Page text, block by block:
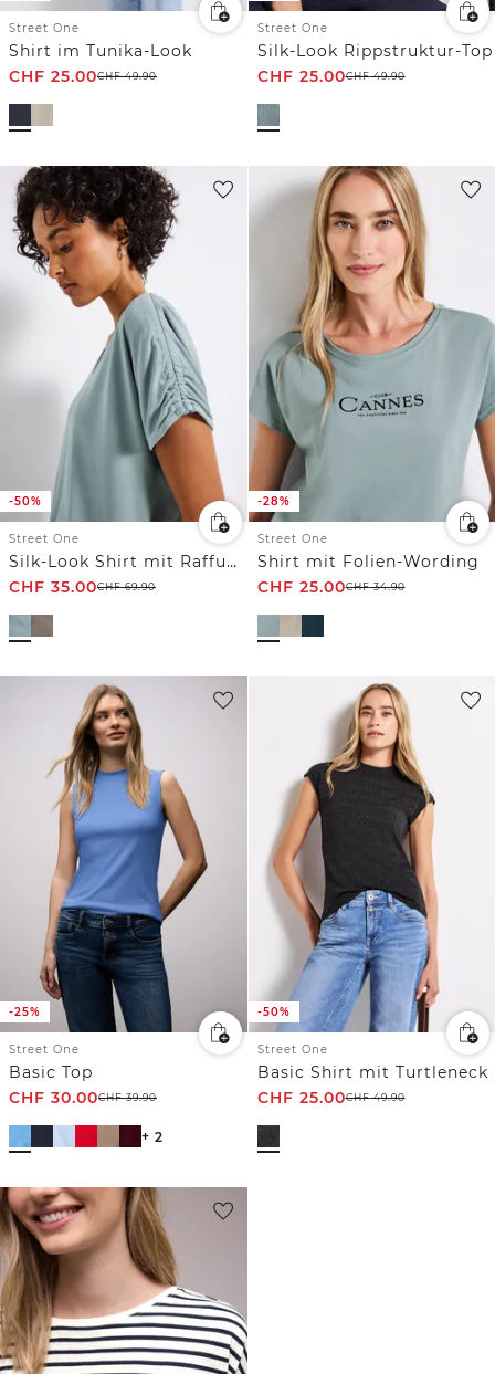
Street One
Shirt im Tunika-Look
CHF 25.00CHF49.90
Street One
Silk-Look Rippstruktur-Top
CHF 25.00CHF49.90
-50%
Street One
Silk-Look Shirt mit Raffung
CHF 35.00CHF69.90
-28%
Street One
Shirt mit Folien-Wording
CHF 25.00CHF34.90
-25%
Street One
Basic Top
CHF 30.00CHF39.90
+ 2
-50%
Street One
Basic Shirt mit Turtleneck
CHF 25.00CHF49.90